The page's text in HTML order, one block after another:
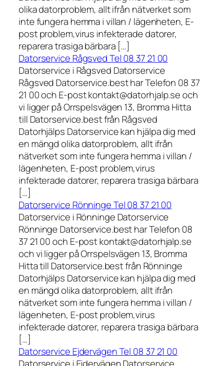
olika datorproblem, allt ifrån nätverket som
inte fungera hemma i villan / lägenheten, E-
post problem,virus infekterade datorer,
reparera trasiga bärbara […]
Datorservice Rågsved Tel 08 37 21 00
Datorservice i Rågsved Datorservice
Rågsved Datorservice.best har Telefon 08 37
21 00 och E-post kontakt@datorhjalp.se och
vi ligger på Orrspelsvägen 13, Bromma Hitta
till Datorservice.best från Rågsved
Datorhjälps Datorservice kan hjälpa dig med
en mängd olika datorproblem, allt ifrån
nätverket som inte fungera hemma i villan /
lägenheten, E-post problem,virus
infekterade datorer, reparera trasiga bärbara
[…]
Datorservice Rönninge Tel 08 37 21 00
Datorservice i Rönninge Datorservice
Rönninge Datorservice.best har Telefon 08
37 21 00 och E-post kontakt@datorhjalp.se
och vi ligger på Orrspelsvägen 13, Bromma
Hitta till Datorservice.best från Rönninge
Datorhjälps Datorservice kan hjälpa dig med
en mängd olika datorproblem, allt ifrån
nätverket som inte fungera hemma i villan /
lägenheten, E-post problem,virus
infekterade datorer, reparera trasiga bärbara
[…]
Datorservice Ejdervägen Tel 08 37 21 00
Datorservice i Ejdervägen Datorservice